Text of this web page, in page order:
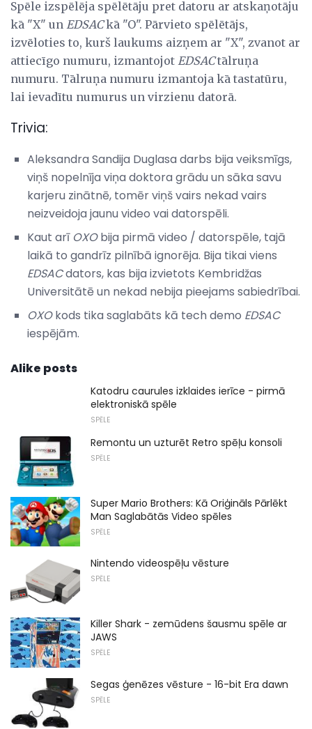
Spēle izspēlēja spēlētāju pret datoru ar atskaņotāju
kā "X" un EDSACkā "O". Pārvieto spēlētājs,
izvēloties to, kurš laukums aizņem ar "X", zvanot ar
attiecīgo numuru, izmantojot EDSACtālruņa
numuru. Tālruņa numuru izmantoja kā tastatūru,
lai ievadītu numurus un virzienu datorā.
Trivia:
Aleksandra Sandija Duglasa darbs bija veiksmīgs,
viņš nopelnīja viņa doktora grādu un sāka savu
karjeru zinātnē, tomēr viņš vairs nekad vairs
neizveidoja jaunu video vai datorspēli.
Kaut arī OXObija pirmā video / datorspēle, tajā
laikā to gandrīz pilnībā ignorēja. Bija tikai viens
EDSACdators, kas bija izvietots Kembridžas
Universitātē un nekad nebija pieejams sabiedrībai.
OXOkods tika saglabāts kā tech demo EDSAC
iespējām.
Alike posts
Katodru caurules izklaides ierīce - pirmā
elektroniskā spēle
SPĒLE
Remontu un uzturēt Retro spēļu konsoli
SPĒLE
Super Mario Brothers: Kā Oriģināls Pārlēkt
Man Saglabātās Video spēles
SPĒLE
Nintendo videospēļu vēsture
SPĒLE
Killer Shark - zemūdens šausmu spēle ar
JAWS
SPĒLE
Segas ģenēzes vēsture - 16-bit Era dawn
SPĒLE